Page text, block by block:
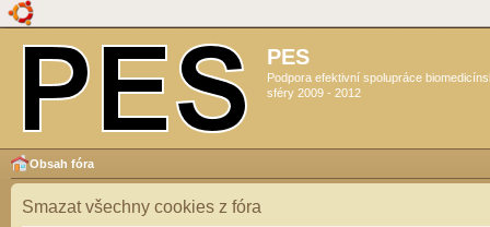
PES
Podpora efektivní spolupráce
sféry 2009 - 2012
Obsah fóra
Smazat všechny cookies z fóra